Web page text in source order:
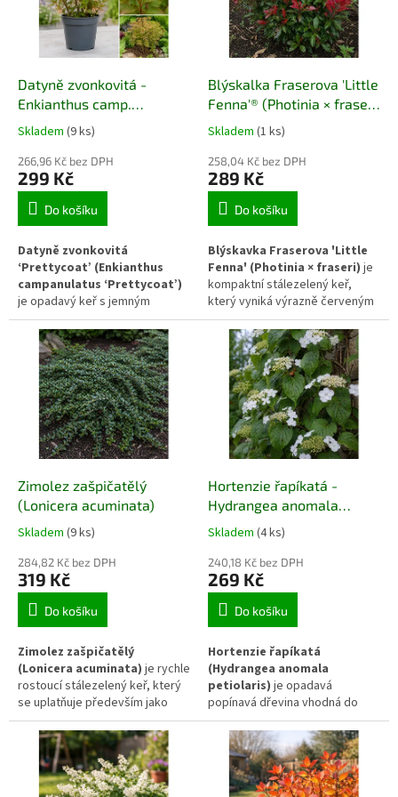
Datyně zvonkovitá -
Enkianthus camp.
'Prettycoat'®
Skladem (9 ks)
266,96 Kč bez DPH
299 Kč
Do košíku
Datyně zvonkovitá
‘Prettycoat’ (Enkianthus
campanulatus ‘Prettycoat’)
je opadavý keř s jemným
habitem a dekorativními
převislými květy zvonkovitého
tvaru. Vyniká přirozeným
vzhledem, sezónní
proměnlivostí a výrazným
podzimním zbarvením listů.
Uplatňuje se v zahradách s
kyselou půdou, kde přináší
strukturu i jemný barevný efekt.
Blýskalka Fraserova 'Little
Fenna'® (Photinia × fraseri
'Little Fenna')
Skladem (1 ks)
258,04 Kč bez DPH
289 Kč
Do košíku
Blýskavka Fraserova 'Little
Fenna' (Photinia × fraseri) je
kompaktní stálezelený keř,
který vyniká výrazně červeným
zbarvením mladých listů.
Postupně přechází do tmavě
zelené, čímž vytváří kontrastní
efekt během celé sezóny. Díky
menšímu vzrůstu se hodí do
živých plotů, záhonů i jako
solitérní prvek v menších
zahradách.
Zimolez zašpičatělý
(Lonicera acuminata)
Skladem (9 ks)
284,82 Kč bez DPH
319 Kč
Do košíku
Zimolez zašpičatělý
(Lonicera acuminata) je rychle
rostoucí stálezelený keř, který
se uplatňuje především jako
hustý živý plot nebo pohledová
clona. Vytváří kompaktní, dobře
větvený porost a díky
celoročnímu olistění poskytuje
stabilní zelený efekt. Snáší řez i
Hortenzie řapíkatá -
Hydrangea anomala
petiolaris
Skladem (4 ks)
240,18 Kč bez DPH
269 Kč
Do košíku
Hortenzie řapíkatá
(Hydrangea anomala
petiolaris) je opadavá
popínavá dřevina vhodná do
stínu a polostínu, která se
přichytává k podkladu pomocí
příčepivých kořínků. Vyniká
plošnými bílými květenstvími v
letním období a schopností